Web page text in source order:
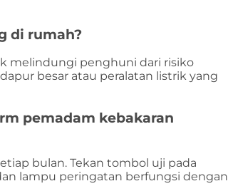
di rumah?
melindungi penghuni dari risiko
besar atau peralatan listrik yang
pemadam kebakaran
bulan. Tekan tombol uji pada
lampu peringatan berfungsi dengan